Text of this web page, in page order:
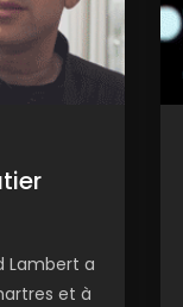
Lambert a
et à